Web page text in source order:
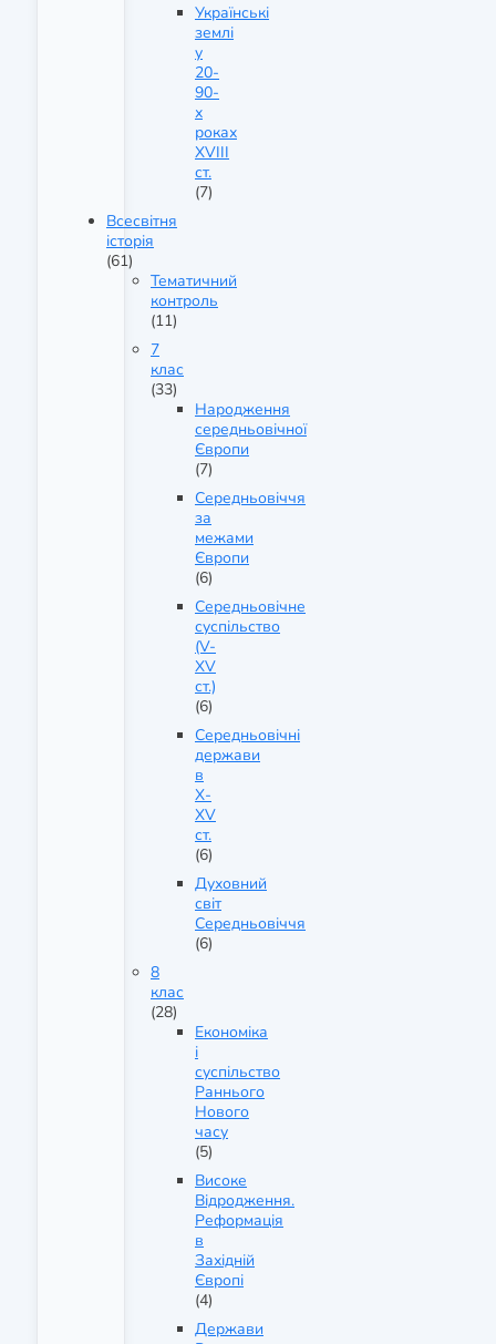
Українські
землі
у
20-
90-
х
роках
XVIII
ст.
(7)
Всесвітня
історія
(61)
Тематичний
контроль
(11)
7
клас
(33)
Народження
середньовічної
Європи
(7)
Середньовіччя
за
межами
Європи
(6)
Середньовічне
суспільство
(V-
XV
ст.)
(6)
Середньовічні
держави
в
X-
XV
ст.
(6)
Духовний
світ
Середньовіччя
(6)
8
клас
(28)
Економіка
і
суспільство
Раннього
Нового
часу
(5)
Високе
Відродження.
Реформація
в
Західній
Європі
(4)
Держави